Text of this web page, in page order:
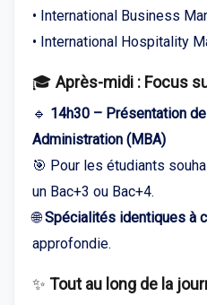
• International Business
• International Hospitality
🎓 Après-midi : Focus
🔹 14h30 – Présentation
Administration (MBA)
🎯 Pour les étudiants
un Bac+3 ou Bac+4.
🌐Spécialités identiques à
approfondie.
✨ Tout au long de la